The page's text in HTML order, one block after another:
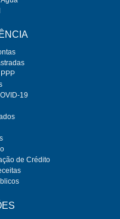
19
de Crédito